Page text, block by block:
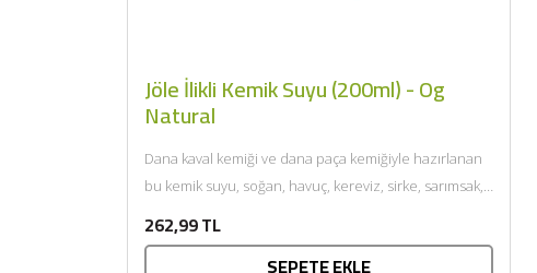
Jöle İlikli Kemik Suyu (200ml) - Og
Natural
Dana kaval kemiği ve dana paça kemiğiyle hazırlanan
bu kemik suyu, soğan, havuç, kereviz, sirke, sarımsak,
262,99 TL
SEPETE EKLE